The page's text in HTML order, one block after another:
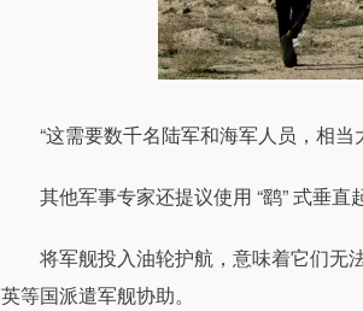
“这需要数千名陆军和海军人员，相当
其他军事专家还提议使用 “鹞” 式垂直
将军舰投入油轮护航，意味着它们无法
英等国派遣军舰协助。